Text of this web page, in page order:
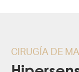
CIRUGÍA DE